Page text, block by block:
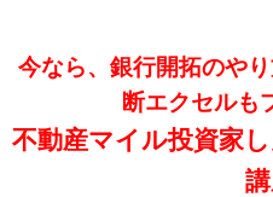
今なら、銀行開拓のや
断エクセルも
不動産マイル投資家